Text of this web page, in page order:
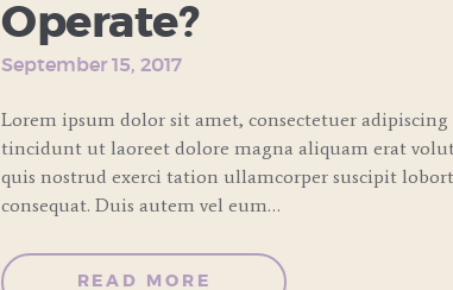
Operate?
September 15, 2017
Lorem ipsum dolor sit amet, consectetuer
tincidunt ut laoreet dolore magna aliquam erat
quis nostrud exerci tation ullamcorper suscipit
consequat. Duis autem vel eum…
READ MORE